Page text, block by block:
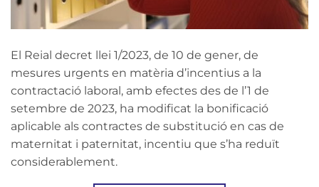
El Reial decret llei 1/2023, de 10 de gener, de
mesures urgents en matèria d’incentius a la
contractació laboral, amb efectes des de l’1 de
setembre de 2023, ha modificat la bonificació
aplicable als contractes de substitució en cas de
maternitat i paternitat, incentiu que s’ha reduït
considerablement.